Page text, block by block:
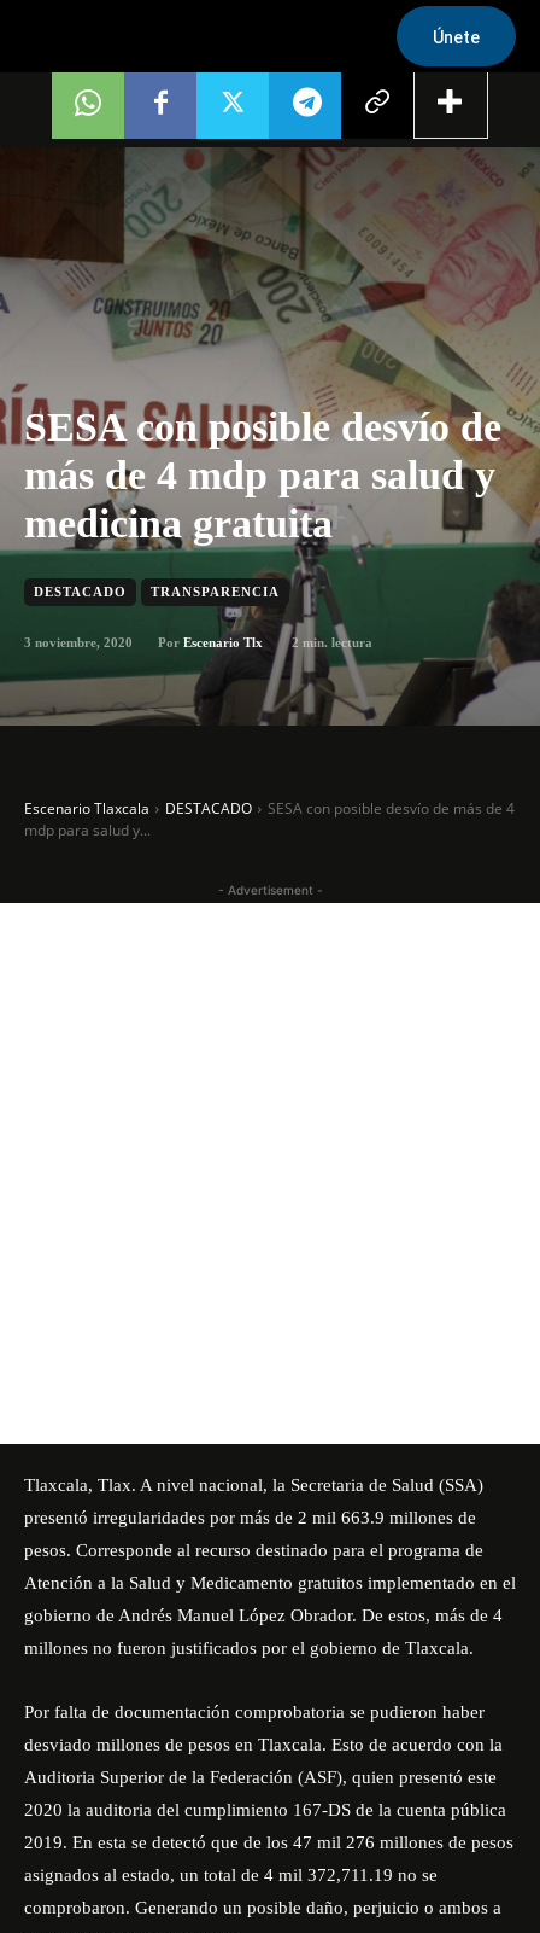
Únete
SESA con posible desvío de
más de 4 mdp para salud y
medicina gratuita
DESTACADO TRANSPARENCIA
3 noviembre, 2020 Por Escenario Tlx 2 min. lectura
Escenario Tlaxcala DESTACADO
SESA con posible desvío de más de 4
mdp para salud y...
- Advertisement -
Tlaxcala, Tlax. A nivel nacional, la Secretaria de Salud (SSA)
presentó irregularidades por más de 2 mil 663.9 millones de
pesos. Corresponde al recurso destinado para el programa de
Atención a la Salud y Medicamento gratuitos implementado en el
gobierno de Andrés Manuel López Obrador. De estos, más de 4
millones no fueron justificados por el gobierno de Tlaxcala.
Por falta de documentación comprobatoria se pudieron haber
desviado millones de pesos en Tlaxcala. Esto de acuerdo con la
Auditoria Superior de la Federación (ASF), quien presentó este
2020 la auditoria del cumplimiento 167-DS de la cuenta pública
2019. En esta se detectó que de los 47 mil 276 millones de pesos
asignados al estado, un total de 4 mil 372,711.19 no se
comprobaron. Generando un posible daño, perjuicio o ambos a